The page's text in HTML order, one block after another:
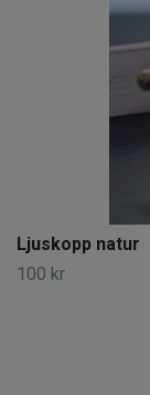
Ljuskopp natur
100 kr